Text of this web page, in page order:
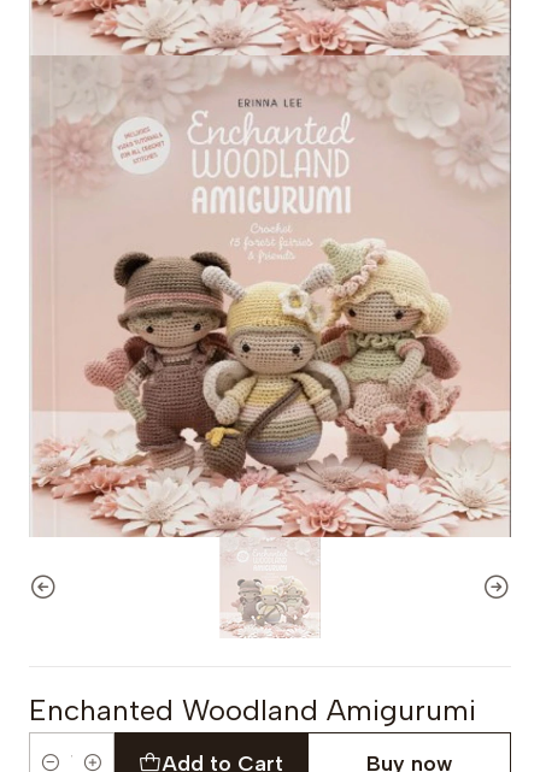
Enchanted Woodland Amigurumi
Add to Cart Buy now